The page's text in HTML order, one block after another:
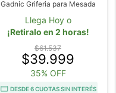
Gadnic Griferia para Mesada
Llega Hoy o
¡Retiralo en 2 horas!
$61.537
$39.999
35% OFF
DESDE 6 CUOTAS SIN INTERÉS